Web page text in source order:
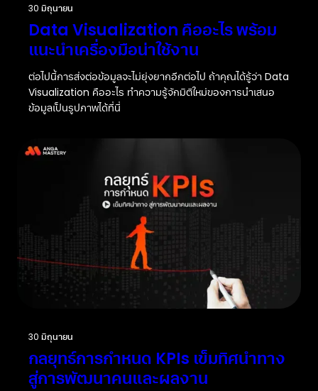
30 มิถุนายน
Data Visualization คืออะไร พร้อม
แนะนำเครื่องมือน่าใช้งาน
ต่อไปนี้การส่งต่อข้อมูลจะไม่ยุ่งยากอีกต่อไป ถ้าคุณได้รู้ว่า Data
Visualization คืออะไร ทำความรู้จักมิติใหม่ของการนำเสนอ
ข้อมูลเป็นรูปภาพได้ที่นี่
30 มิถุนายน
กลยุทธ์การกำหนด KPIs เข็มทิศนำทาง
สู่การพัฒนาคนและผลงาน